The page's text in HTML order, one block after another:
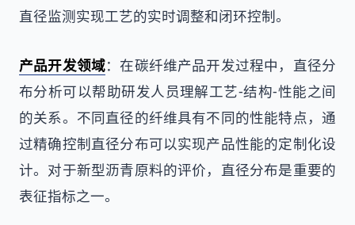
直径监测实现工艺的实时调整和闭环控制。
产品开发领域：在碳纤维产品开发过程中，直径分
布分析可以帮助研发人员理解工艺-结构-性能之间
的关系。不同直径的纤维具有不同的性能特点，通
过精确控制直径分布可以实现产品性能的定制化设
计。对于新型沥青原料的评价，直径分布是重要的
表征指标之一。